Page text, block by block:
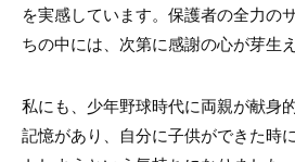
を実感しています。保護者の全力の
ちの中には、次第に感謝の心が芽生
私にも、少年野球時代に両親が献身
記憶があり、自分に子供ができた時